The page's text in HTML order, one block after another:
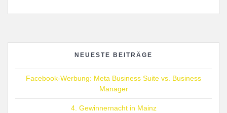
NEUESTE BEITRÄGE
Facebook-Werbung: Meta Business Suite vs. Business
Manager
4. Gewinnernacht in Mainz